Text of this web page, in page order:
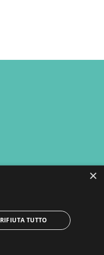
×
RIFIUTA TUTTO